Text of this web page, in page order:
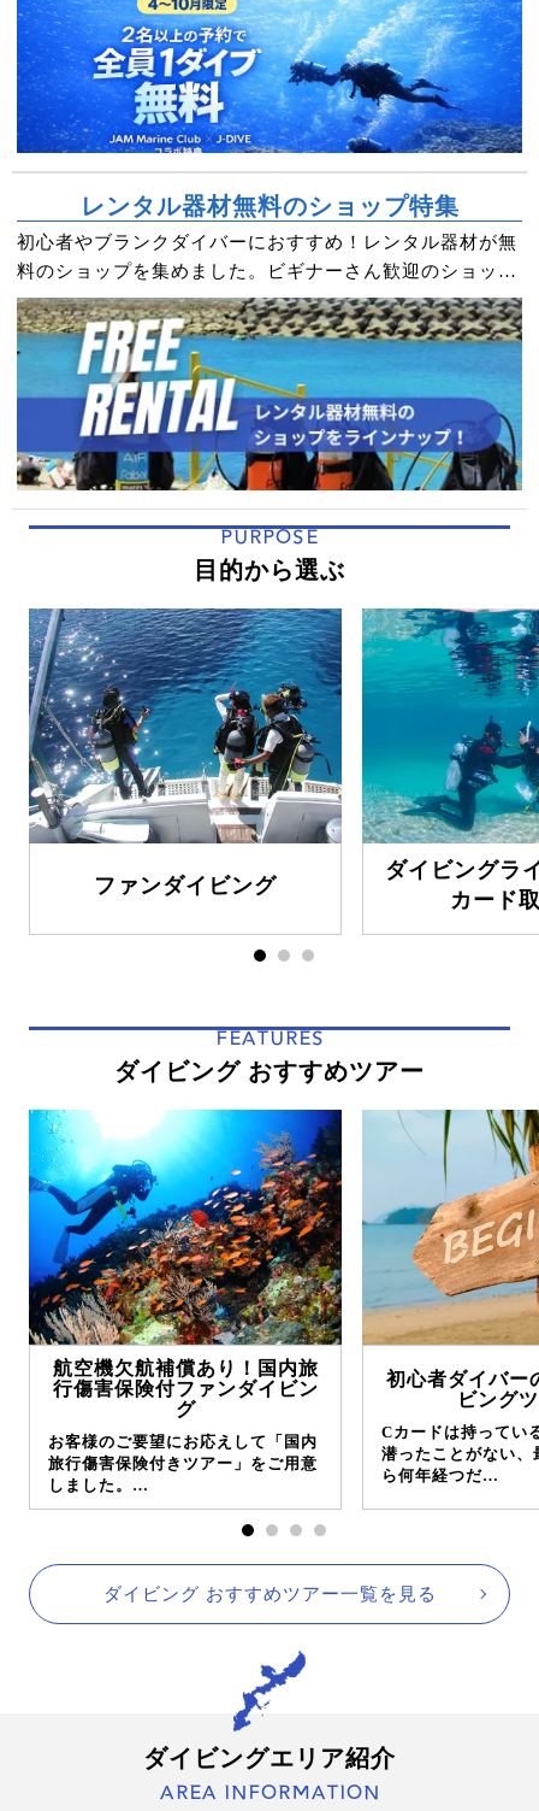
レンタル器材無料のショップ特集
初心者やブランクダイバーにおすすめ！レンタル器材が無
料のショップを集めました。ビギナーさん歓迎のショップ
が多いので安心してダイビングを楽しめる！
PURPOSE
目的から選ぶ
ファンダイビング
ダイビングラ
カード
FEATURES
ダイビング おすすめツアー
航空機欠航補償あり！国内旅
行傷害保険付ファンダイビン
グ
お客様のご要望にお応えして「国内
旅行傷害保険付きツアー」をご用意
しました。…
初心者ダイバー
ビング
Cカードは持ってい
潜ったことがない、
ら何年経つだ…
ダイビング おすすめツアー一覧を見る
ダイビングエリア紹介
AREA INFORMATION